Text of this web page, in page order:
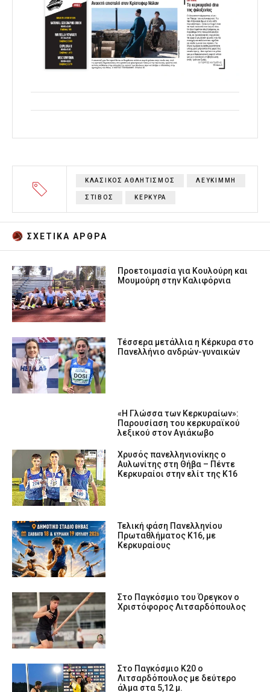
ΚΛΑΣΙΚΟΣ ΑΘΛΗΤΙΣΜΟΣ ΛΕΥΚΙΜΜΗ
ΣΤΙΒΟΣ ΚΕΡΚΥΡΑ
ΣΧΕΤΙΚA AΡΘΡΑ
Προετοιμασία για Κουλούρη και
Μουμούρη στην Καλιφόρνια
Τέσσερα μετάλλια η Κέρκυρα στο
Πανελλήνιο ανδρών-γυναικών
«Η Γλώσσα των Κερκυραίων»:
Παρουσίαση του κερκυραϊκού
λεξικού στον Αγιάκωβο
Χρυσός πανελληνιονίκης ο
Αυλωνίτης στη Θήβα – Πέντε
Κερκυραίοι στην ελίτ της Κ16
Τελική φάση Πανελληνίου
Πρωταθλήματος Κ16, με
Κερκυραίους
Στο Παγκόσμιο του Όρεγκον ο
Χριστόφορος Λιτσαρδόπουλος
Στο Παγκόσμιο Κ20 ο
Λιτσαρδόπουλος με δεύτερο
άλμα στα 5,12 μ.